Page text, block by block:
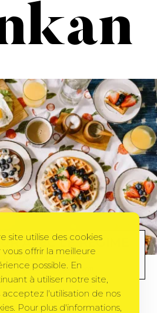
AVEC LE RÉGIME
DUKAN
BY CORINNE 18 FÉVRIER 2011
site utilise des cookies
vous offrir la meilleure
possible. En
à utiliser notre site,
acceptez l'utilisation de nos
Pour plus d'informations,